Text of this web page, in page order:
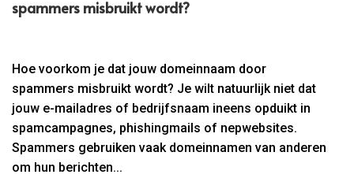
spammers misbruikt wordt?
Hoe voorkom je dat jouw domeinnaam door
spammers misbruikt wordt? Je wilt natuurlijk niet dat
jouw e-mailadres of bedrijfsnaam ineens opduikt in
spamcampagnes, phishingmails of nepwebsites.
Spammers gebruiken vaak domeinnamen van anderen
om hun berichten...